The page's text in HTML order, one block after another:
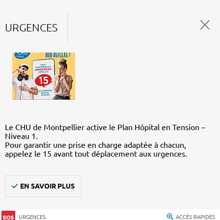
URGENCES
Le CHU de Montpellier active le Plan Hôpital en Tension –
Niveau 1.
Pour garantir une prise en charge adaptée à chacun,
appelez le 15 avant tout déplacement aux urgences.
EN SAVOIR PLUS
URGENCES ACCÈS RAPIDES